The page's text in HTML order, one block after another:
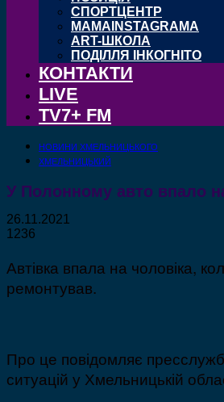
СПОРТЦЕНТР
MAMAINSTAGRAMA
ART-ШКОЛА
ПОДІЛЛЯ ІНКОГНІТО
КОНТАКТИ
LIVE
TV7+ FM
НОВИНИ ХМЕЛЬНИЦЬКОГО
ХМЕЛЬНИЦЬКИЙ
У Полонному авто впало
26.11.2021
1236
Автівка впала на чоловіка,
ремонтував.
Про це повідомляє
ситуацій у Хмельницькій